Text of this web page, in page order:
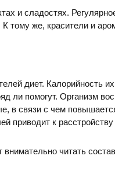
и сладостях.
тому же, красители и
диет. Калорийность
ли помогут. Организм
в связи с чем
приводит к
читать